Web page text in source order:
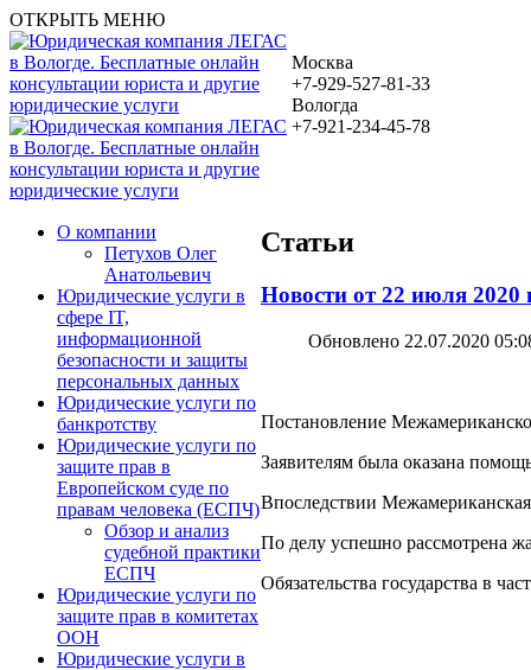
ОТКРЫТЬ МЕНЮ
Москва
+7-929-527-81-33
Вологда
+7-921-234-45-78
О компании
Петухов Олег
Анатольевич
Юридические услуги в
сфере IT,
информационной
безопасности и защиты
персональных данных
Юридические услуги по
банкротству
Юридические услуги по
защите прав в
Европейском суде по
правам человека (ЕСПЧ)
Обзор и анализ
судебной практики
ЕСПЧ
Юридические услуги по
защите прав в комитетах
ООН
Юридические услуги в
Статьи
Новости от 22 июля
Обновлено 22.07.2020
Постановление
Заявителям была оказана
Впоследствии
По делу успешно рассмотрена
Обязательства государства в